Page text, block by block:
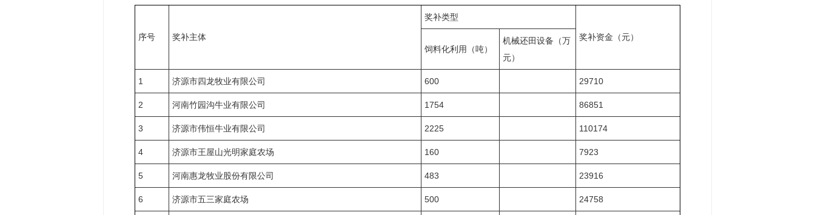
序号 奖补主体
奖补类型
奖补资金（元）
饲料化利用（吨）
机械还田设备（万
元）
1 济源市四龙牧业有限公司 600 29710
2 河南竹园沟牛业有限公司 1754 86851
3 济源市伟恒牛业有限公司 2225 110174
4 济源市王屋山光明家庭农场 160 7923
5 河南惠龙牧业股份有限公司 483 23916
6 济源市五三家庭农场 500 24758